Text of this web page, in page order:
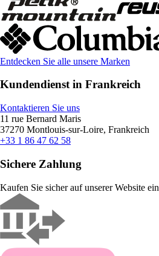
Entdecken Sie alle unsere Marken
Kundendienst in Frankreich
Kontaktieren Sie uns
11 rue Bernard Maris
37270 Montlouis-sur-Loire, Frankreich
+33 1 86 47 62 58
Sichere Zahlung
Kaufen Sie sicher auf unserer Website ein